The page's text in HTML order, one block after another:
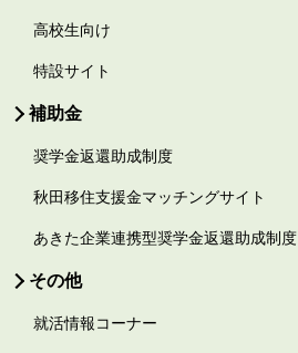
高校生向け
特設サイト
補助金
奨学金返還助成制度
秋田移住支援金マッチングサイト
あきた企業連携型奨学金返還助成制度
その他
就活情報コーナー